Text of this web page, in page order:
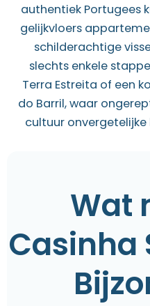
authentiek Portugees
gelijkvloers
schilderachtige
slechts enkele
Terra Estreita of een
do Barril, waar
cultuur
Wat
Casinha